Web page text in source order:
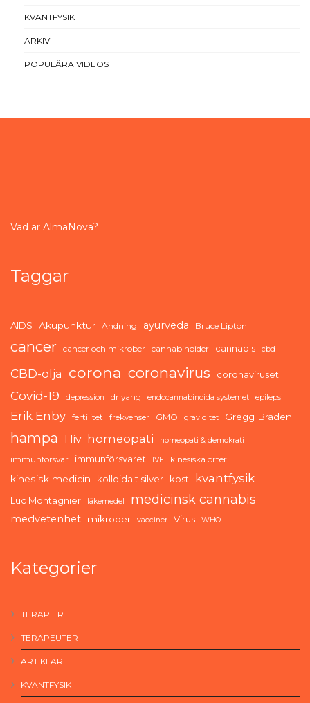
KVANTFYSIK
ARKIV
POPULÄRA VIDEOS
Vad är AlmaNova?
Taggar
AIDS Akupunktur Andning ayurveda Bruce Lipton
cancer cancer och mikrober cannabinoider cannabis cbd
CBD-olja corona coronavirus coronaviruset
Covid-19 depression dr yang endocannabinoida systemet epilepsi
Erik Enby fertilitet frekvenser GMO graviditet Gregg Braden
hampa Hiv homeopati homeopati & demokrati
immunförsvar immunförsvaret IVF kinesiska örter
kinesisk medicin kolloidalt silver kost kvantfysik
Luc Montagnier läkemedel medicinsk cannabis
medvetenhet mikrober vacciner Virus WHO
Kategorier
TERAPIER
TERAPEUTER
ARTIKLAR
KVANTFYSIK